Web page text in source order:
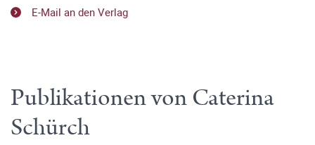
E-Mail an den Verlag
Publikationen von Caterina
Schürch